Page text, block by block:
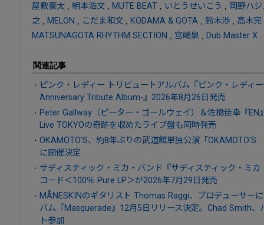
屋敷豪太 朝本浩文 MUTE BEAT いとうせいこう
岡野ハジ
之
MELON こだま和文 KODAMA & GOTA 鈴木渉 高木完
MATSUNAGOTA RHYTHM SECTION
宮崎泉 Dub Master X
関連記事
ピンク・レディー トリビュートアルバム『ピンク・レディ
Anniversary Tribute Album-』2026年8月26日発売
Peter Gallway（ピーター・ゴールウェイ）＆佐橋佳幸『
Live TOKYOの奇跡を収めたライブ盤も同時発売
OKAMOTO'S、約8年ぶりの武道館単独公演「OKAMOTO'S
に開催決定
サディスティック・ミカ・バンド『サディスティック・ミ
コード＜100％ Pure LP＞が2026年7月29日発売
MÅNESKINのギタリスト Thomas Raggi、プロデューサー
バム『Masquerade』12月5日リリース決定。Chad Smith、
ト参加